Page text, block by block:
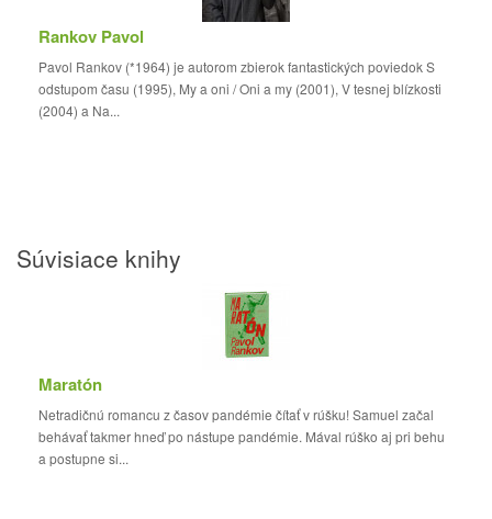
Rankov Pavol
Pavol Rankov (*1964) je autorom zbierok fantastických poviedok S
odstupom času (1995), My a oni / Oni a my (2001), V tesnej blízkosti
(2004) a Na...
Súvisiace knihy
Maratón
Netradičnú romancu z časov pandémie čítať v rúšku! Samuel začal
behávať takmer hneď po nástupe pandémie. Mával rúško aj pri behu
a postupne si...